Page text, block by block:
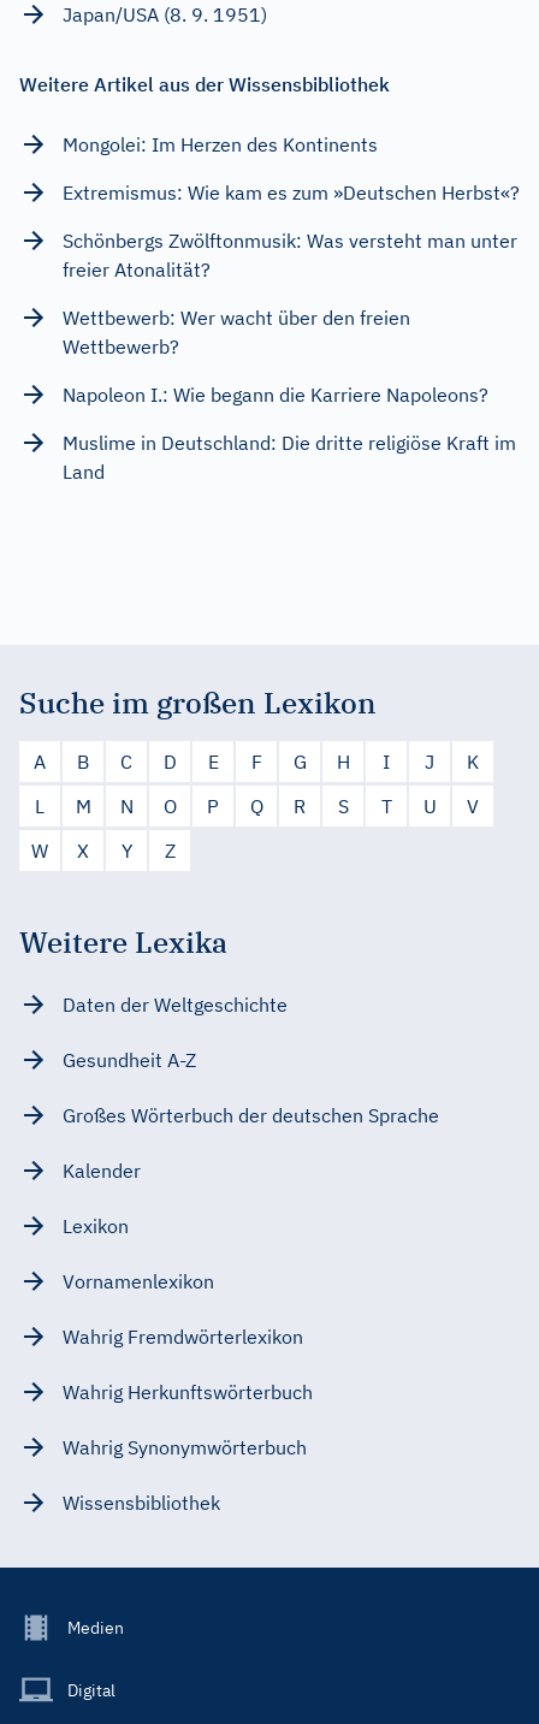
Japan/USA (8. 9. 1951)
Weitere Artikel aus der Wissensbibliothek
Mongolei: Im Herzen des Kontinents
Extremismus: Wie kam es zum »Deutschen Herbst«?
Schönbergs Zwölftonmusik: Was versteht man unter
freier Atonalität?
Wettbewerb: Wer wacht über den freien
Wettbewerb?
Napoleon I.: Wie begann die Karriere Napoleons?
Muslime in Deutschland: Die dritte religiöse Kraft im
Land
Suche im großen Lexikon
A B C D E F G H I J
K
L
M N O P Q R S T U
V
W
X Y Z
Weitere Lexika
Daten der Weltgeschichte
Gesundheit A-Z
Großes Wörterbuch der deutschen Sprache
Kalender
Lexikon
Vornamenlexikon
Wahrig Fremdwörterlexikon
Wahrig Herkunftswörterbuch
Wahrig Synonymwörterbuch
Wissensbibliothek
Footer
Main
Medien
Digital